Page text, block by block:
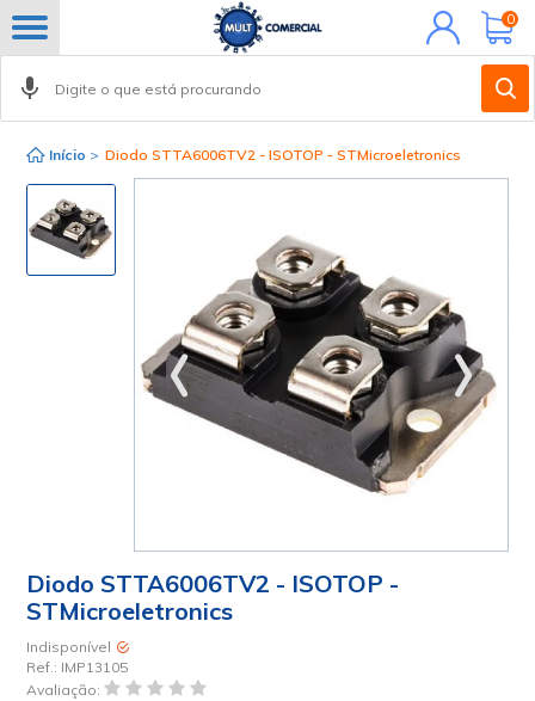
Minha
conta
0
Início > Diodo STTA6006TV2 - ISOTOP - STMicroeletronics
Diodo STTA6006TV2 - ISOTOP -
STMicroeletronics
Indisponível
Ref.: IMP13105
Avaliação: